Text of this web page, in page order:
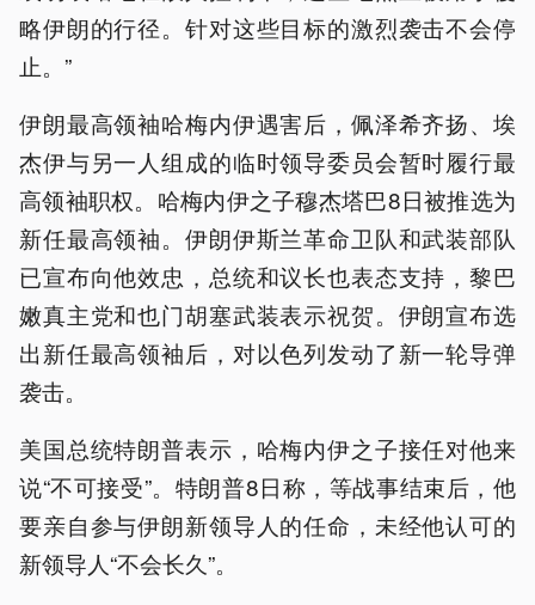
略伊朗的行径。针对这些目标的激烈袭击不会停
止。”
伊朗最高领袖哈梅内伊遇害后，佩泽希齐扬、埃
杰伊与另一人组成的临时领导委员会暂时履行最
高领袖职权。哈梅内伊之子穆杰塔巴8日被推选为
新任最高领袖。伊朗伊斯兰革命卫队和武装部队
已宣布向他效忠，总统和议长也表态支持，黎巴
嫩真主党和也门胡塞武装表示祝贺。伊朗宣布选
出新任最高领袖后，对以色列发动了新一轮导弹
袭击。
美国总统特朗普表示，哈梅内伊之子接任对他来
说“不可接受”。特朗普8日称，等战事结束后，他
要亲自参与伊朗新领导人的任命，未经他认可的
新领导人“不会长久”。